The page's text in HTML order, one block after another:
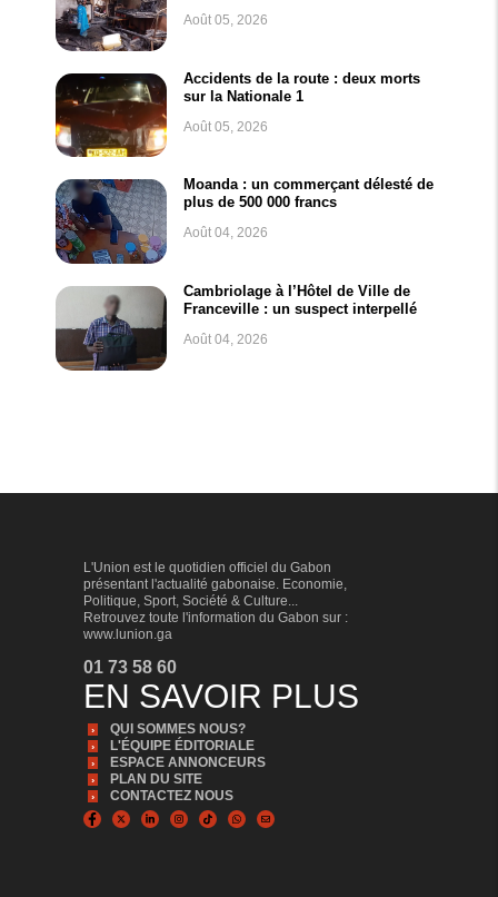
Août 05, 2026
Accidents de la route : deux morts
sur la Nationale 1
Août 05, 2026
Moanda : un commerçant délesté de
plus de 500 000 francs
Août 04, 2026
Cambriolage à l’Hôtel de Ville de
Franceville : un suspect interpellé
Août 04, 2026
L'Union est le quotidien officiel du Gabon
présentant l'actualité gabonaise. Economie,
Politique, Sport, Société & Culture...
Retrouvez toute l'information du Gabon sur :
www.lunion.ga
01 73 58 60
EN SAVOIR PLUS
QUI SOMMES NOUS?
L'ÉQUIPE ÉDITORIALE
ESPACE ANNONCEURS
PLAN DU SITE
CONTACTEZ NOUS